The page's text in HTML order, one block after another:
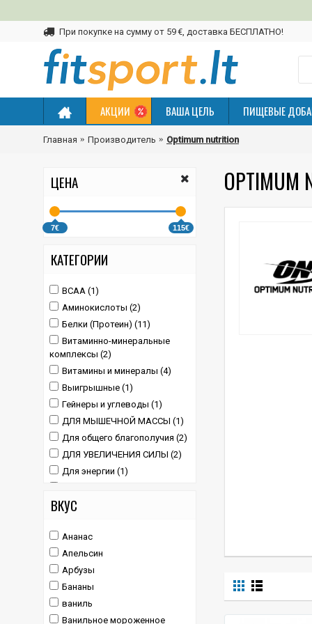
При покупке на сумму от 59 €, доставка БЕСПЛАТНО!
АКЦИИ ВАША ЦЕЛЬ ПИЩЕВЫЕ
Главная Производитель Optimum nutrition
ЦЕНА
7€ 115€
КАТЕГОРИИ
BCAA (1)
Аминокислоты (2)
Белки (Протеин) (11)
Витаминно-минеральные
комплексы (2)
Витамины и минералы (4)
Выигрышные (1)
Гейнеры и углеводы (1)
ДЛЯ МЫШЕЧНОЙ МАССЫ (1)
Для общего благополучия (2)
ДЛЯ УВЕЛИЧЕНИЯ СИЛЫ (2)
Для энергии (1)
Креатиновые добавки (3)
Медленно усваиваемый
протеин и казеин (2)
Перед тренировкой без
кофеина (1)
ВКУС
Ананас
Апельсин
Арбузы
Бананы
ваниль
Ванильное мороженное
OPTIMUM